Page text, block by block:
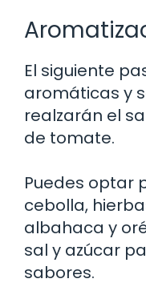
El siguiente
aromáticas y
realzarán el
de tomate.
Puedes optar
cebolla,
albahaca y
sal y azúcar
sabores.